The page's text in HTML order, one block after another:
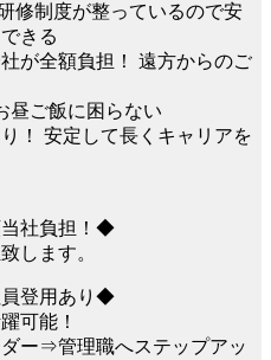
修制度が整っているので安
きる
が全額負担！ 遠方からのご
ご飯に困らない
！ 安定して長くキャリアを
社負担！◆
します。
登用あり◆
可能！
ー⇒管理職へステップアッ